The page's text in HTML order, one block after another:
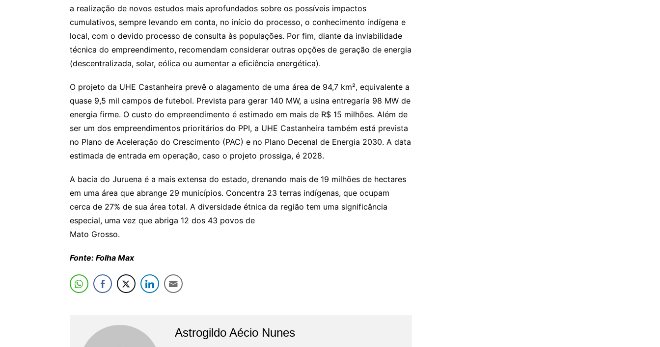
a realização de novos estudos mais aprofundados sobre os possíveis impactos
cumulativos, sempre levando em conta, no início do processo, o conhecimento indígena e
local, com o devido processo de consulta às populações. Por fim, diante da inviabilidade
técnica do empreendimento, recomendam considerar outras opções de geração de energia
(descentralizada, solar, eólica ou aumentar a eficiência energética).
O projeto da UHE Castanheira prevê o alagamento de uma área de 94,7 km², equivalente a
quase 9,5 mil campos de futebol. Prevista para gerar 140 MW, a usina entregaria 98 MW de
energia firme. O custo do empreendimento é estimado em mais de R$ 15 milhões. Além de
ser um dos empreendimentos prioritários do PPI, a UHE Castanheira também está prevista
no Plano de Aceleração do Crescimento (PAC) e no Plano Decenal de Energia 2030. A data
estimada de entrada em operação, caso o projeto prossiga, é 2028.
A bacia do Juruena é a mais extensa do estado, drenando mais de 19 milhões de hectares
em uma área que abrange 29 municípios. Concentra 23 terras indígenas, que ocupam
cerca de 27% de sua área total. A diversidade étnica da região tem uma significância
especial, uma vez que abriga 12 dos 43 povos de
Mato Grosso.
Fonte: Folha Max
Astrogildo Aécio Nunes